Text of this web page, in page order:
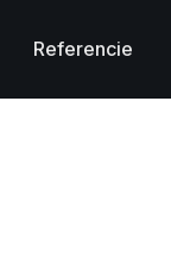
Referencie